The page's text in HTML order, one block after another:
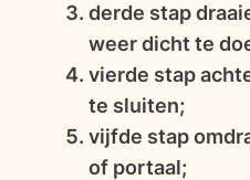
derde stap
weer dicht te
vierde stap
te sluiten;
vijfde stap
of portaal;